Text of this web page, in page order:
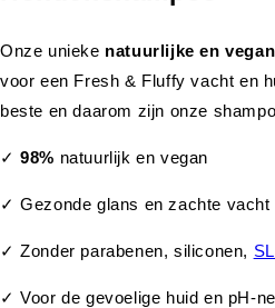
Onze unieke natuurlijke en vegan
voor een Fresh & Fluffy vacht en
beste en daarom zijn onze
✓98% natuurlijk en vegan
✓ Gezonde glans en zachte vacht
✓ Zonder parabenen, siliconen,
✓ Voor de gevoelige huid en pH-